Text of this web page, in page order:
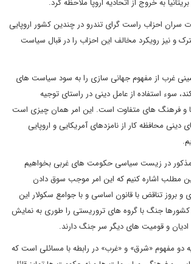
به خروج از اتحادیه اروپا ملاحظه کرد.
سران احزاب راست گرای تندرو در چندین کشور اروپایی
و نیز رویکرد مخالف این احزاب را در قبال سیاست
غرب از مفهوم جهانی سازی را به سود سیاست های
سوء استفاده از عامل دینی در راستای توجیه
و فرهنگ های متفاوت است. این امر همان چیزی است
محافظه کار از نامزدهای آمریکایی و اروپایی
مذکور در زیست سیاسی حکومت های غربی بخواهیم
مطلب اشاره کنیم که این امر موجب سوق دادن
بروز تناقض با قانون اساسی و با جوامع سکولار این
جنگ با گروه های تروریستی را طوری به نمایش
و قومیت های دیگر سر جنگ دارند.
دو مفهوم «شرق» و «غرب» در رابطه با مسائلی است که